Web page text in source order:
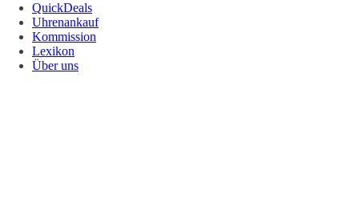
QuickDeals
Uhrenankauf
Kommission
Lexikon
Über uns